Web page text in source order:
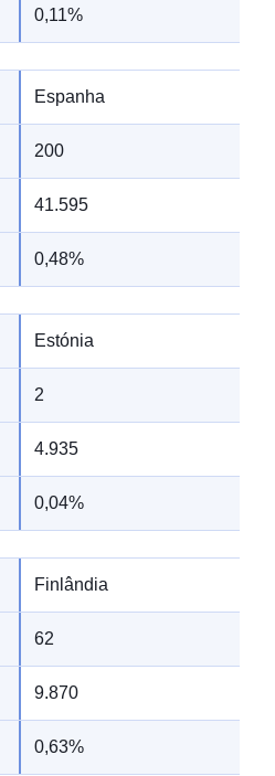
0,11%
Espanha
200
41.595
0,48%
Estónia
2
4.935
0,04%
Finlândia
62
9.870
0,63%